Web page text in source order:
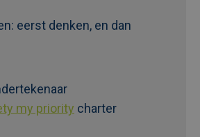
eerst denken, en dan
my priority charter